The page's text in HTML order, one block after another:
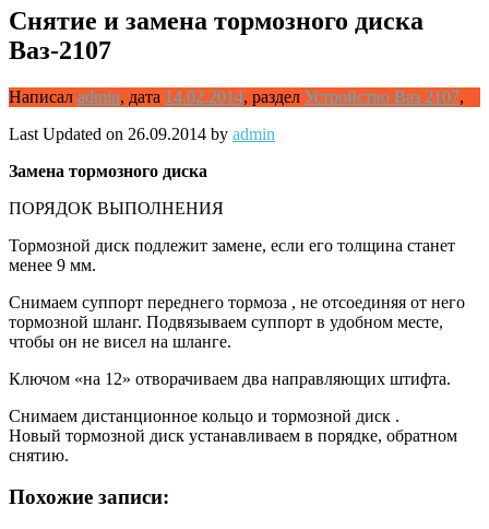
Снятие и замена тормозного диска
Ваз-2107
Написал admin, дата 14.02.2014, раздел Устройство Ваз 2107,
Last Updated on 26.09.2014 by admin
Замена тормозного диска
ПОРЯДОК ВЫПОЛНЕНИЯ
Тормозной диск подлежит замене, если его толщина станет
менее 9 мм.
Снимаем суппорт переднего тормоза , не отсоединяя от него
тормозной шланг. Подвязываем суппорт в удобном месте,
чтобы он не висел на шланге.
Ключом «на 12» отворачиваем два направляющих штифта.
Снимаем дистанционное кольцо и тормозной диск .
Новый тормозной диск устанавливаем в порядке, обратном
снятию.
Похожие записи: